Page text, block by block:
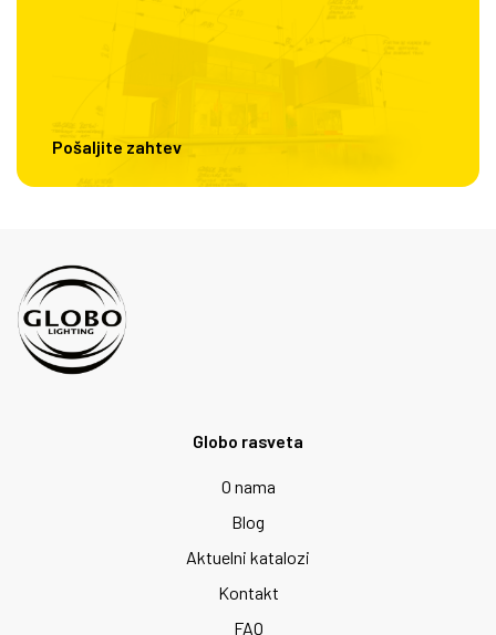
Pošaljite zahtev
Globo rasveta
O nama
Blog
Aktuelni katalozi
Kontakt
FAQ